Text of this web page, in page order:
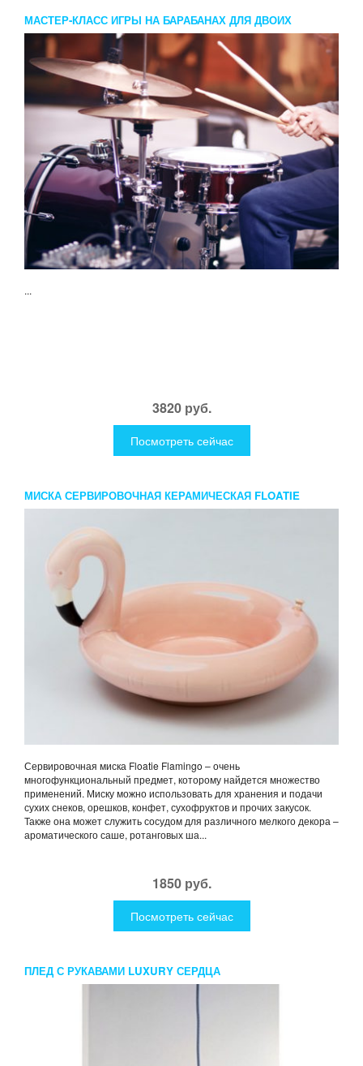
МАСТЕР-КЛАСС ИГРЫ НА БАРАБАНАХ ДЛЯ ДВОИХ
...
3820 руб.
Посмотреть сейчас
МИСКА СЕРВИРОВОЧНАЯ КЕРАМИЧЕСКАЯ FLOATIE
FLAMINGO
Сервировочная миска Floatie Flamingo – очень
многофункциональный предмет, которому найдется множество
применений. Миску можно использовать для хранения и подачи
сухих снеков, орешков, конфет, сухофруктов и прочих закусок.
Также она может служить сосудом для различного мелкого декора –
ароматического саше, ротанговых ша...
1850 руб.
Посмотреть сейчас
ПЛЕД С РУКАВАМИ LUXURY СЕРДЦА